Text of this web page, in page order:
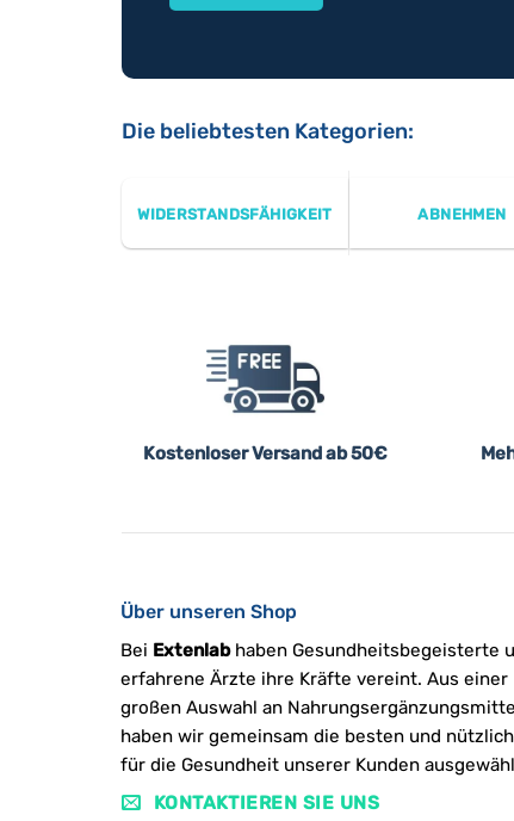
Die beliebtesten Kategorien:
WIDERSTANDSFÄHIGKEIT ABNEHMEN
Kostenloser Versand ab 50€
Über unseren Shop
Bei Extenlabhaben Gesundheitsbegeisterte
erfahrene Ärzte ihre Kräfte vereint. Aus einer
großen Auswahl an
haben wir gemeinsam die besten und
für die Gesundheit unserer Kunden
KONTAKTIEREN SIE UNS